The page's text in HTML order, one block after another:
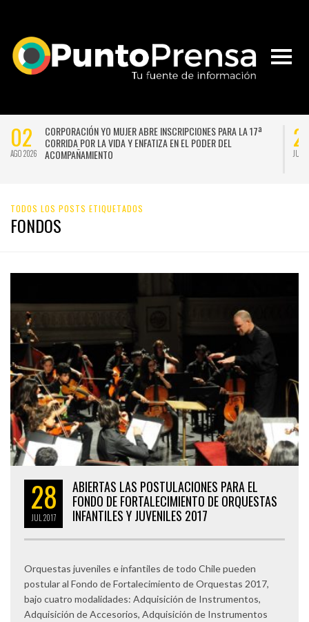
02
AGO 2026
CORPORACIÓN YO MUJER ABRE INSCRIPCIONES PARA LA 17ª
CORRIDA POR LA VIDA Y ENFATIZA EN EL PODER DEL
ACOMPAÑAMIENTO
JUL
TODOS LOS POSTS ETIQUETADOS
FONDOS
28
JUL 2017
ABIERTAS LAS POSTULACIONES PARA EL
FONDO DE FORTALECIMIENTO DE ORQUESTAS
INFANTILES Y JUVENILES 2017
Orquestas juveniles e infantiles de todo Chile pueden
postular al Fondo de Fortalecimiento de Orquestas 2017,
bajo cuatro modalidades: Adquisición de Instrumentos,
Adquisición de Accesorios, Adquisición de Instrumentos